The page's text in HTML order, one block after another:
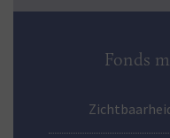
Fonds